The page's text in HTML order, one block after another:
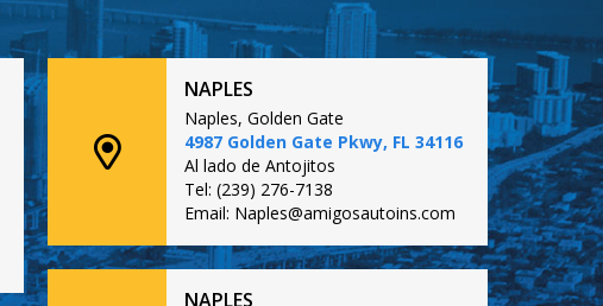
NAPLES
Naples, Golden Gate
4987 Golden Gate Pkwy, FL 34116
Al lado de Antojitos
Tel: (239) 276-7138
Email: Naples@amigosautoins.com
NAPLES